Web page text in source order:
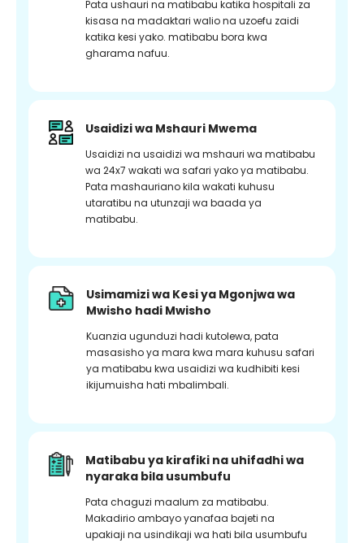
Pata ushauri na matibabu katika hospitali za
kisasa na madaktari walio na uzoefu zaidi
katika kesi yako. matibabu bora kwa
gharama nafuu.
Usaidizi wa Mshauri Mwema
Usaidizi na usaidizi wa mshauri wa matibabu
wa 24x7 wakati wa safari yako ya matibabu.
Pata mashauriano kila wakati kuhusu
utaratibu na utunzaji wa baada ya
matibabu.
Usimamizi wa Kesi ya Mgonjwa wa
Mwisho hadi Mwisho
Kuanzia ugunduzi hadi kutolewa, pata
masasisho ya mara kwa mara kuhusu safari
ya matibabu kwa usaidizi wa kudhibiti kesi
ikijumuisha hati mbalimbali.
Matibabu ya kirafiki na uhifadhi wa
nyaraka bila usumbufu
Pata chaguzi maalum za matibabu.
Makadirio ambayo yanafaa bajeti na
upakiaji na usindikaji wa hati bila usumbufu